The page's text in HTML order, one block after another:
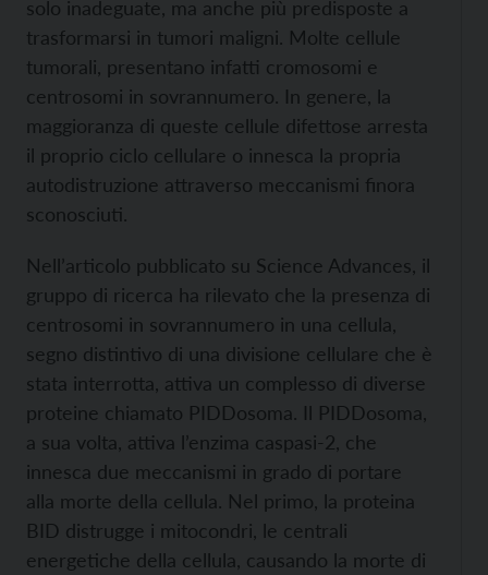
solo inadeguate, ma anche più predisposte a
trasformarsi in tumori maligni. Molte cellule
tumorali, presentano infatti cromosomi e
centrosomi in sovrannumero. In genere, la
maggioranza di queste cellule difettose arresta
il proprio ciclo cellulare o innesca la propria
autodistruzione attraverso meccanismi finora
sconosciuti.
Nell’articolo pubblicato su Science Advances, il
gruppo di ricerca ha rilevato che la presenza di
centrosomi in sovrannumero in una cellula,
segno distintivo di una divisione cellulare che è
stata interrotta, attiva un complesso di diverse
proteine chiamato PIDDosoma. Il PIDDosoma,
a sua volta, attiva l’enzima caspasi-2, che
innesca due meccanismi in grado di portare
alla morte della cellula. Nel primo, la proteina
BID distrugge i mitocondri, le centrali
energetiche della cellula, causando la morte di